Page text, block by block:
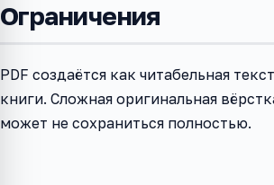
Ограничения
PDF создаётся как читабельная
книги. Сложная оригинальная
может не сохраниться полностью.